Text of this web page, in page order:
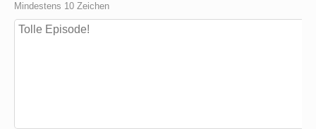
Mindestens 10 Zeichen